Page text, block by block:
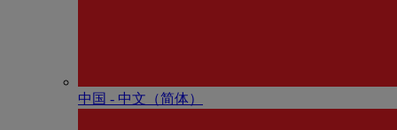
中国 - 中⽂（简体）